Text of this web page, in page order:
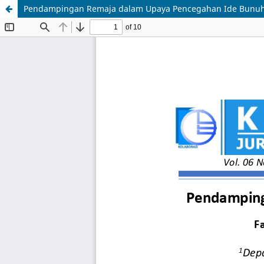
Pendampingan Remaja dalam Upaya Pencegahan Ide